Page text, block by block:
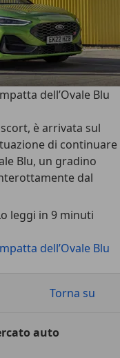
dell’Ovale Blu
è arrivata sul
di continuare
Blu, un gradino
dal
leggi in 9 minuti
dell’Ovale Blu
Torna su
auto